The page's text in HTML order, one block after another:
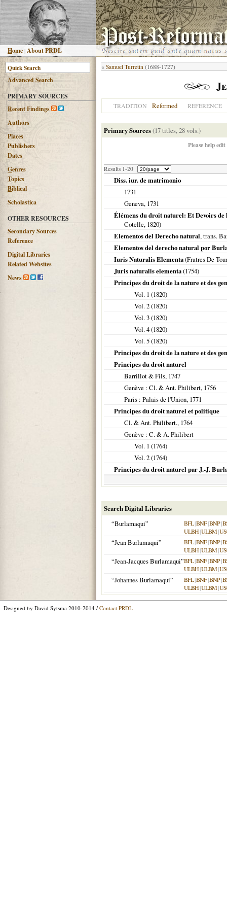
Home |About PRDL
AdvancedSearch
PRIMARY SOURCES
Recent Findings
Authors
Places
Publishers
Dates
Genres
Topics
Biblical
Scholastica
OTHER RESOURCES
Secondary Sources
Reference
Digital Libraries
Related Websites
News
« Samuel Turretin (1688-1727)
TRADITION Reformed REFERENCE
Primary Sources(17 titles, 28 vols.)
Please help
Results 1-20
Diss. iur. de matrimonio
1731
Geneva, 1731
Élémens du droit naturel: Et Devoirs
Cotelle, 1820)
Elementos del Derecho natural, trans.
Elementos del derecho natural por
Iuris Naturalis Elementa(Fratres De
Juris naturalis elementa(1754)
Principes du droit de la nature et des
Vol. 1 (1820)
Vol. 2 (1820)
Vol. 3 (1820)
Vol. 4 (1820)
Vol. 5 (1820)
Principes du droit de la nature et des
Principes du droit naturel
Barrillot & Fils, 1747
Genève : Cl. & Ant. Philibert, 1756
Paris : Palais de l'Union, 1771
Principes du droit naturel et politique
Cl. & Ant. Philibert., 1764
Genève : C. & A. Philibert
Vol. 1 (1764)
Vol. 2 (1764)
Principes du droit naturel par J.-J.
Search Digital Libraries
“Burlamaqui”
BFL|BNF|BNP|
ULBH|ULBM|
“Jean Burlamaqui” BFL|BNF|BNP|
ULBH|ULBM|
“Jean-Jacques Burlamaqui”BFL|BNF|BNP|
ULBH|ULBM|
“Johannes Burlamaqui” BFL|BNF|BNP|
ULBH|ULBM|
Designed by David Sytsma 2010-2014 / Contact PRDL